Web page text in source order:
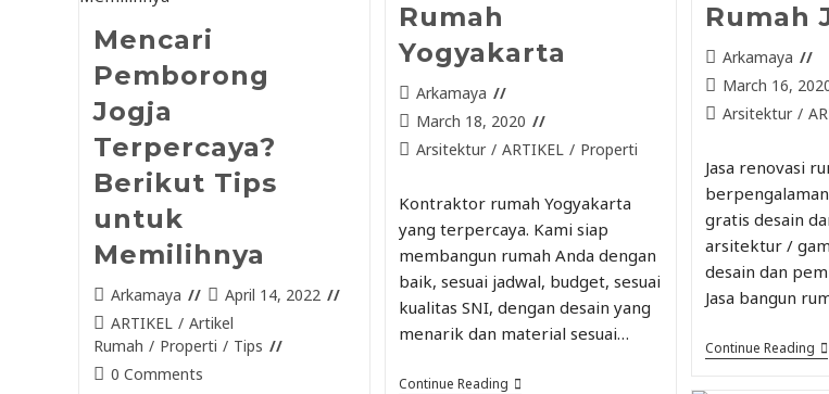
Mencari
Pemborong
Jogja
Terpercaya?
Berikut Tips
untuk
Memilihnya
Arkamaya
April 14, 2022
ARTIKEL / Artikel
Rumah / Properti / Tips
0 Comments
Rumah
Yogyakarta
Arkamaya
March 18, 2020
Arsitektur / ARTIKEL / Properti
Kontraktor rumah Yogyakarta
yang terpercaya. Kami siap
membangun rumah Anda dengan
baik, sesuai jadwal, budget, sesuai
kualitas SNI, dengan desain yang
menarik dan material sesuai…
Continue Reading
Rumah
Arkamaya
March 16,
Arsitektur /
Jasa renovasi
gratis desain
arsitektur /
desain dan
Jasa bangun
Continue Reading